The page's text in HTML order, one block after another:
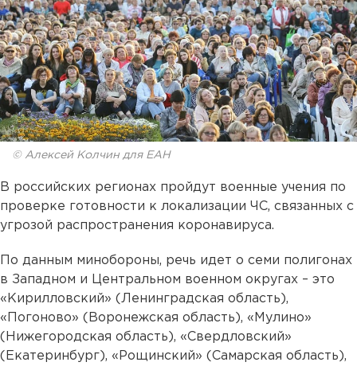
© Алексей Колчин для ЕАН
В российских регионах пройдут военные учения по
проверке готовности к локализации ЧС, связанных с
угрозой распространения коронавируса.
По данным минобороны, речь идет о семи полигонах
в Западном и Центральном военном округах – это
«Кирилловский» (Ленинградская область),
«Погоново» (Воронежская область), «Мулино»
(Нижегородская область), «Свердловский»
(Екатеринбург), «Рощинский» (Самарская область),